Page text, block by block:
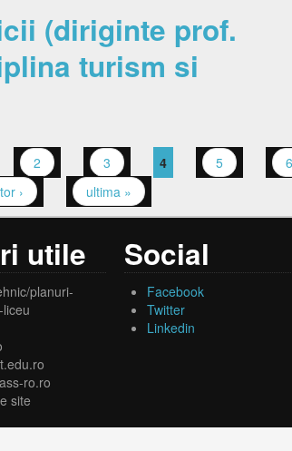
(diriginte prof.
turism si
2 3 4 5
6
› ultima »
utile
planuri-
ro.ro
site
Social
Facebook
Twitter
Linkedin